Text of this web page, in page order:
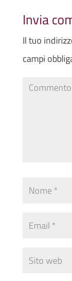
Invia
Il tuo
campi